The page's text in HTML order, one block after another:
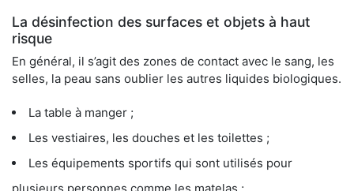
La désinfection des surfaces et objets à haut
risque
En général, il s’agit des zones de contact avec le sang, les
selles, la peau sans oublier les autres liquides biologiques.
La table à manger ;
Les vestiaires, les douches et les toilettes ;
Les équipements sportifs qui sont utilisés pour
plusieurs personnes comme les matelas ;